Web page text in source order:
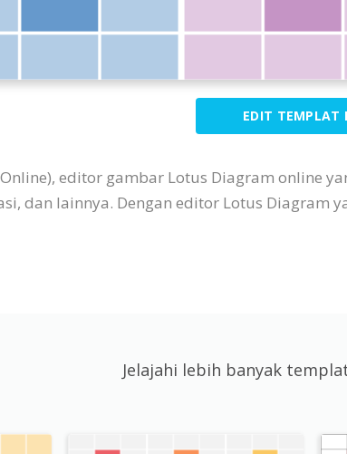
EDIT TEMPLAT
editor gambar Lotus Diagram online
dan lainnya. Dengan editor Lotus
Jelajahi lebih banyak